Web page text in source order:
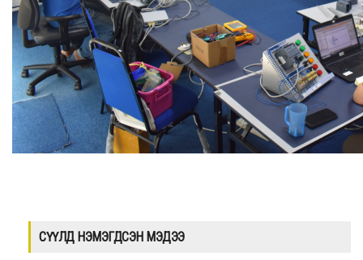
СҮҮЛД НЭМЭГДСЭН МЭДЭЭ